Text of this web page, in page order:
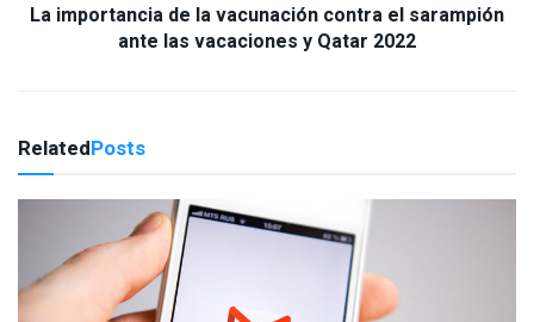
La importancia de la vacunación contra el sarampión
ante las vacaciones y Qatar 2022
RelatedPosts